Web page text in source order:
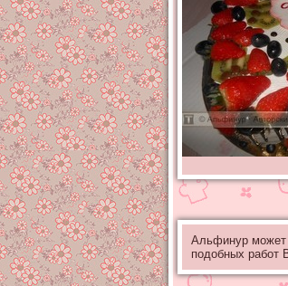
Альфинур может
подобных работ